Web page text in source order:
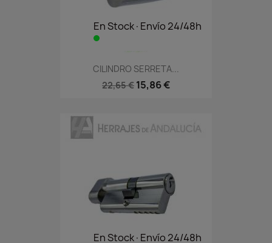
En Stock·Envío 24/48h
CILINDRO SERRETA...
22,65 € 15,86 €
En Stock·Envío 24/48h